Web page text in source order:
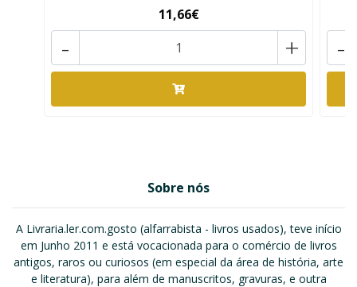
11,66€
+
- -
Sobre nós
A Livraria.ler.com.gosto (alfarrabista - livros usados), teve início
em Junho 2011 e está vocacionada para o comércio de livros
antigos, raros ou curiosos (em especial da área de história, arte
e literatura), para além de manuscritos, gravuras, e outra